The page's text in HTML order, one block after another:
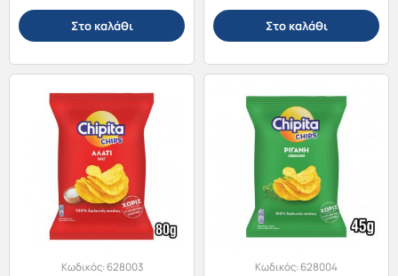
Στο καλάθι Στο καλάθι
Κωδικός:628003
Κωδικός:628004